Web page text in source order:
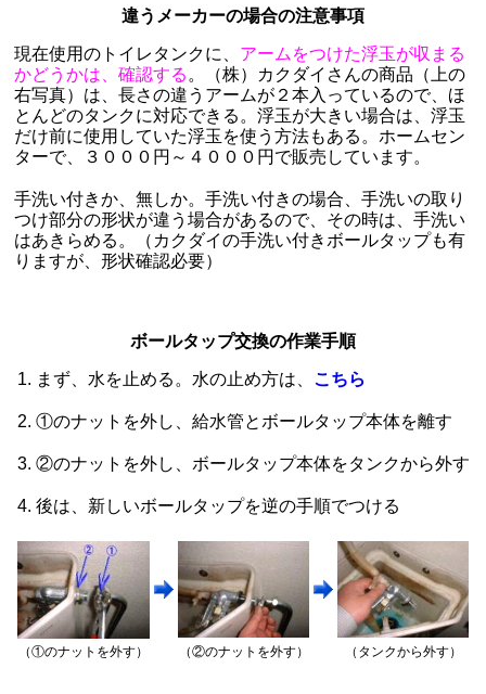
違うメーカーの場合の注意事項
現在使用のトイレタンクに、 アームをつけた浮玉が収まる
かどうかは、確認する 。（株）カクダイさんの商品（上の
右写真）は、長さの違うアームが２本入っているので、ほ
とんどのタンクに対応できる。浮玉が大きい場合は、浮玉
だけ前に使用していた浮玉を使う方法もある。ホームセン
ターで、３０００円～４０００円で販売しています。
手洗い付きか、無しか。手洗い付きの場合、手洗いの取り
つけ部分の形状が違う場合があるので、その時は、手洗い
はあきらめる。（カクダイの手洗い付きボールタップも有
りますが、形状確認必要）
ボールタップ交換の作業手順
まず、水を止める。水の止め方は、 こちら
①のナットを外し、給水管とボールタップ本体を離す
②のナットを外し、ボールタップ本体をタンクから外す
後は、新しいボールタップを逆の手順でつける
（①のナットを外す） （②のナットを外す） （タンクから外す）